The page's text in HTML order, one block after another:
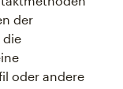
der
die
oder andere